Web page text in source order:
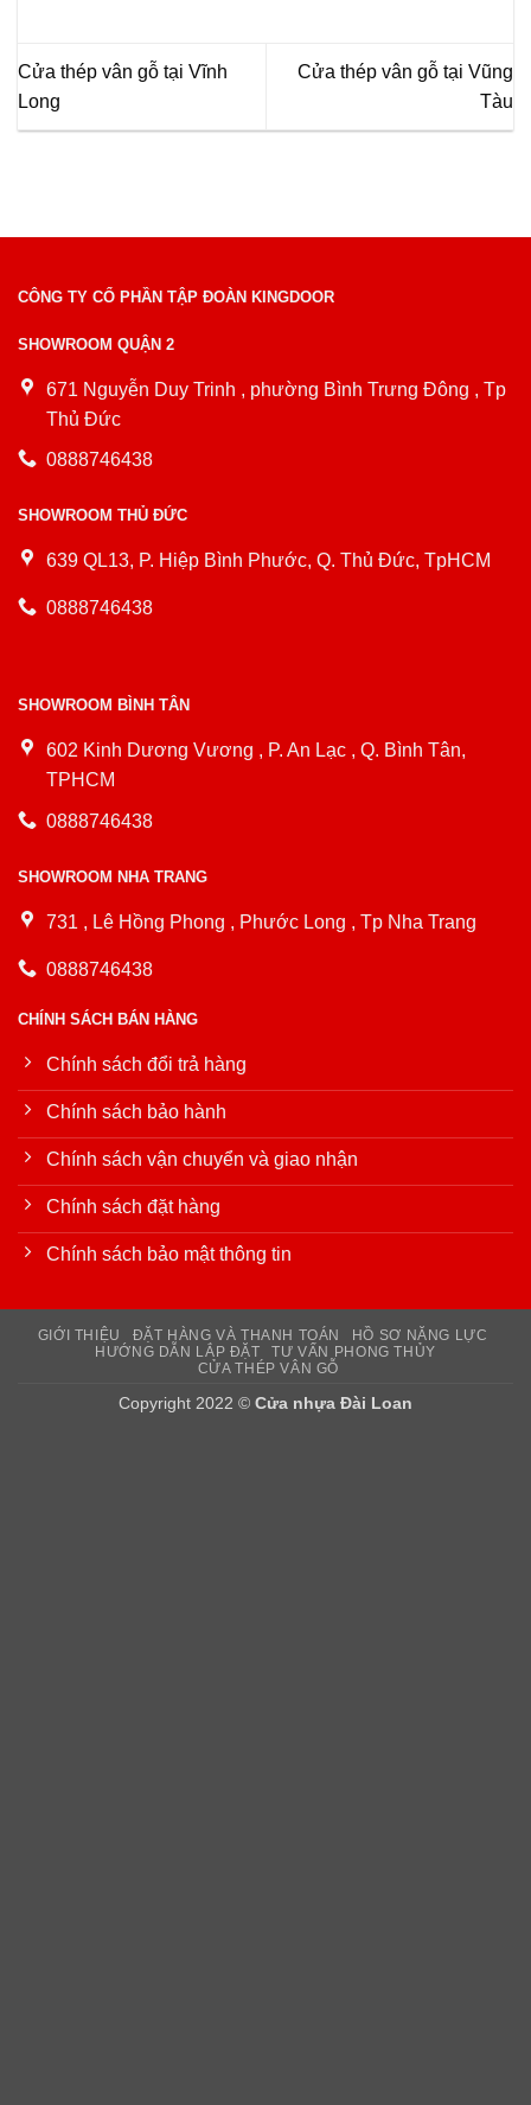
Cửa thép vân gỗ tại Vĩnh
Long
Cửa thép vân gỗ tại Vũng
Tàu
CÔNG TY CỔ PHẦN TẬP ĐOÀN KINGDOOR
SHOWROOM QUẬN 2
671 Nguyễn Duy Trinh , phường Bình Trưng Đông , Tp
Thủ Đức
0888746438
SHOWROOM THỦ ĐỨC
639 QL13, P. Hiệp Bình Phước, Q. Thủ Đức, TpHCM
0888746438
SHOWROOM BÌNH TÂN
602 Kinh Dương Vương , P. An Lạc , Q. Bình Tân,
TPHCM
0888746438
SHOWROOM NHA TRANG
731 , Lê Hồng Phong , Phước Long , Tp Nha Trang
0888746438
CHÍNH SÁCH BÁN HÀNG
Chính sách đổi trả hàng
Chính sách bảo hành
Chính sách vận chuyển và giao nhận
Chính sách đặt hàng
Chính sách bảo mật thông tin
GIỚI THIỆU ĐẶT HÀNG VÀ THANH TOÁN
HỒ SƠ NĂNG LỰC
HƯỚNG DẪN LẮP ĐẶT
TƯ VẤN PHONG THỦY
CỬA THÉP VÂN GỖ
Copyright 2022 © Cửa nhựa Đài Loan